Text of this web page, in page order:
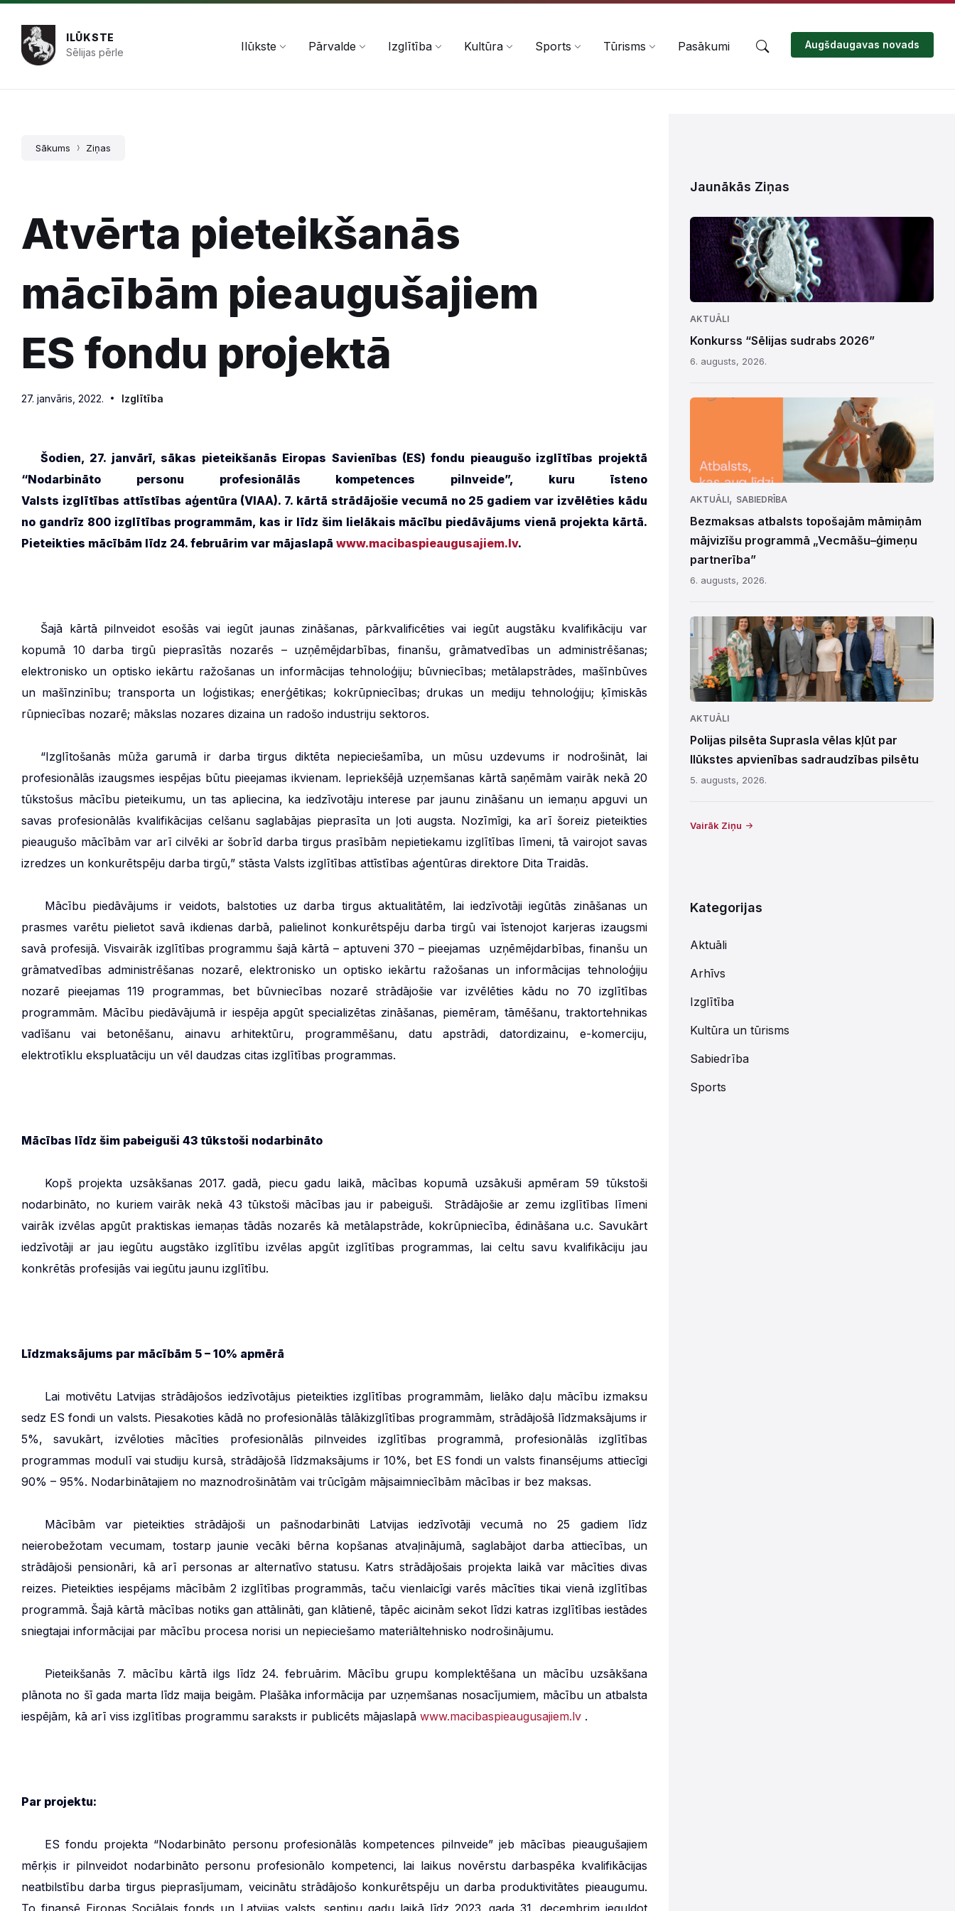
Pāriet
saturu
Skip
navigation
Skip
footer
ILŪKSTE
Sēlijas pērle
Ilūkste Pārvalde Izglītība Kultūra Sports Tūrisms Pasākumi Augšdaugavas novads
Sākums Ziņas
Atvērta pieteikšanās
mācībām pieaugušajiem
ES fondu projektā
27. janvāris, 2022. Izglītība
Šodien, 27. janvārī, sākas pieteikšanās Eiropas Savienības (ES) fondu pieaugušo izglītības projektā
“Nodarbināto personu profesionālās kompetences pilnveide”, kuru īsteno
Valsts izglītības attīstības aģentūra (VIAA). 7. kārtā strādājošie vecumā no 25 gadiem var izvēlēties kādu
no gandrīz 800 izglītības programmām, kas ir līdz šim lielākais mācību piedāvājums vienā projekta kārtā.
Pieteikties mācībām līdz 24. februārim var mājaslapā www.macibaspieaugusajiem.lv.
Šajā kārtā pilnveidot esošās vai iegūt jaunas zināšanas, pārkvalificēties vai iegūt augstāku kvalifikāciju var
kopumā 10 darba tirgū pieprasītās nozarēs – uzņēmējdarbības, finanšu, grāmatvedības un administrēšanas;
elektronisko un optisko iekārtu ražošanas un informācijas tehnoloģiju; būvniecības; metālapstrādes, mašīnbūves
un mašīnzinību; transporta un loģistikas; enerģētikas; kokrūpniecības; drukas un mediju tehnoloģiju; ķīmiskās
rūpniecības nozarē; mākslas nozares dizaina un radošo industriju sektoros.
“Izglītošanās mūža garumā ir darba tirgus diktēta nepieciešamība, un mūsu uzdevums ir nodrošināt, lai
profesionālās izaugsmes iespējas būtu pieejamas ikvienam. Iepriekšējā uzņemšanas kārtā saņēmām vairāk nekā 20
tūkstošus mācību pieteikumu, un tas apliecina, ka iedzīvotāju interese par jaunu zināšanu un iemaņu apguvi un
savas profesionālās kvalifikācijas celšanu saglabājas pieprasīta un ļoti augsta. Nozīmīgi, ka arī šoreiz pieteikties
pieaugušo mācībām var arī cilvēki ar šobrīd darba tirgus prasībām nepietiekamu izglītības līmeni, tā vairojot savas
izredzes un konkurētspēju darba tirgū,” stāsta Valsts izglītības attīstības aģentūras direktore Dita Traidās.
Mācību piedāvājums ir veidots, balstoties uz darba tirgus aktualitātēm, lai iedzīvotāji iegūtās zināšanas un
prasmes varētu pielietot savā ikdienas darbā, palielinot konkurētspēju darba tirgū vai īstenojot karjeras izaugsmi
savā profesijā. Visvairāk izglītības programmu šajā kārtā – aptuveni 370 – pieejamas uzņēmējdarbības, finanšu un
grāmatvedības administrēšanas nozarē, elektronisko un optisko iekārtu ražošanas un informācijas tehnoloģiju
nozarē pieejamas 119 programmas, bet būvniecības nozarē strādājošie var izvēlēties kādu no 70 izglītības
programmām. Mācību piedāvājumā ir iespēja apgūt specializētas zināšanas, piemēram, tāmēšanu, traktortehnikas
vadīšanu vai betonēšanu, ainavu arhitektūru, programmēšanu, datu apstrādi, datordizainu, e-komerciju,
elektrotīklu ekspluatāciju un vēl daudzas citas izglītības programmas.
Mācības līdz šim pabeiguši 43 tūkstoši nodarbināto
Kopš projekta uzsākšanas 2017. gadā, piecu gadu laikā, mācības kopumā uzsākuši apmēram 59 tūkstoši
nodarbināto, no kuriem vairāk nekā 43 tūkstoši mācības jau ir pabeiguši. Strādājošie ar zemu izglītības līmeni
vairāk izvēlas apgūt praktiskas iemaņas tādās nozarēs kā metālapstrāde, kokrūpniecība, ēdināšana u.c. Savukārt
iedzīvotāji ar jau iegūtu augstāko izglītību izvēlas apgūt izglītības programmas, lai celtu savu kvalifikāciju jau
konkrētās profesijās vai iegūtu jaunu izglītību.
Līdzmaksājums par mācībām 5 – 10% apmērā
Lai motivētu Latvijas strādājošos iedzīvotājus pieteikties izglītības programmām, lielāko daļu mācību izmaksu
sedz ES fondi un valsts. Piesakoties kādā no profesionālās tālākizglītības programmām, strādājošā līdzmaksājums ir
5%, savukārt, izvēloties mācīties profesionālās pilnveides izglītības programmā, profesionālās izglītības
programmas modulī vai studiju kursā, strādājošā līdzmaksājums ir 10%, bet ES fondi un valsts finansējums attiecīgi
90% – 95%. Nodarbinātajiem no maznodrošinātām vai trūcīgām mājsaimniecībām mācības ir bez maksas.
Mācībām var pieteikties strādājoši un pašnodarbināti Latvijas iedzīvotāji vecumā no 25 gadiem līdz
neierobežotam vecumam, tostarp jaunie vecāki bērna kopšanas atvaļinājumā, saglabājot darba attiecības, un
strādājoši pensionāri, kā arī personas ar alternatīvo statusu. Katrs strādājošais projekta laikā var mācīties divas
reizes. Pieteikties iespējams mācībām 2 izglītības programmās, taču vienlaicīgi varēs mācīties tikai vienā izglītības
programmā. Šajā kārtā mācības notiks gan attālināti, gan klātienē, tāpēc aicinām sekot līdzi katras izglītības iestādes
sniegtajai informācijai par mācību procesa norisi un nepieciešamo materiāltehnisko nodrošinājumu.
Pieteikšanās 7. mācību kārtā ilgs līdz 24. februārim. Mācību grupu komplektēšana un mācību uzsākšana
plānota no šī gada marta līdz maija beigām. Plašāka informācija par uzņemšanas nosacījumiem, mācību un atbalsta
iespējām, kā arī viss izglītības programmu saraksts ir publicēts mājaslapā www.macibaspieaugusajiem.lv .
Par projektu:
ES fondu projekta “Nodarbināto personu profesionālās kompetences pilnveide” jeb mācības pieaugušajiem
mērķis ir pilnveidot nodarbināto personu profesionālo kompetenci, lai laikus novērstu darbaspēka kvalifikācijas
neatbilstību darba tirgus pieprasījumam, veicinātu strādājošo konkurētspēju un darba produktivitātes pieaugumu.
To finansē Eiropas Sociālais fonds un Latvijas valsts, septiņu gadu laikā līdz 2023. gada 31. decembrim ieguldot
Jaunākās Ziņas
AKTUĀLI
Konkurss “Sēlijas sudrabs 2026”
6. augusts, 2026.
AKTUĀLI, SABIEDRĪBA
Bezmaksas atbalsts topošajām māmiņām
mājvizīšu programmā „Vecmāšu–ģimeņu
partnerība”
6. augusts, 2026.
AKTUĀLI
Polijas pilsēta Suprasla vēlas kļūt par
Ilūkstes apvienības sadraudzības pilsētu
5. augusts, 2026.
Vairāk Ziņu
Kategorijas
Aktuāli
Arhīvs
Izglītība
Kultūra un tūrisms
Sabiedrība
Sports